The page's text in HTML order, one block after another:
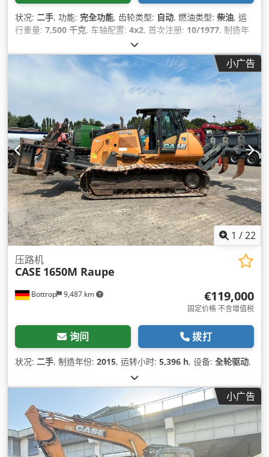
状况: 二手, 功能: 完全功能, 齿轮类型: 自动, 燃油类型: 柴油, 运
行重量: 7,500 千克, 车轴配置: 4x2, 首次注册: 10/1977, 制造年
小广告
1 /22
Bottrop 9,487 km
压路机
CASE 1650M Raupe
€119,000
固定价格 不含增值税
询问 拨打
状况: 二手, 制造年份: 2015, 运转小时: 5,396 h, 设备: 全轮驱动,
小广告